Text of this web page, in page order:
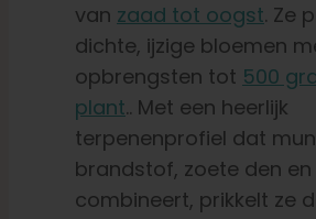
van zaad tot oogst. Ze
dichte, ijzige bloemen
opbrengsten tot 500
plant.. Met een heerlijk
terpenenprofiel dat
brandstof, zoete den en
combineert, prikkelt ze